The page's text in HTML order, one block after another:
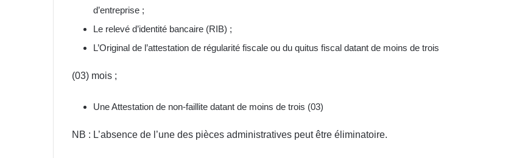
d’entreprise ;
Le relevé d’identité bancaire (RIB) ;
L’Original de l’attestation de régularité fiscale ou du quitus fiscal datant de moins de trois
(03) mois ;
Une Attestation de non-faillite datant de moins de trois (03)
NB : L’absence de l’une des pièces administratives peut être éliminatoire.